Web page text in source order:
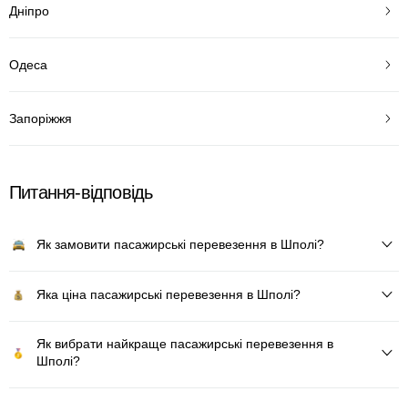
Дніпро
Одеса
Запоріжжя
Питання-відповідь
Як замовити пасажирські перевезення в Шполі?
Яка ціна пасажирські перевезення в Шполі?
Як вибрати найкраще пасажирські перевезення в
Шполі?